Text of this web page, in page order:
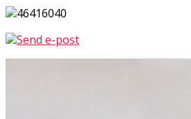
46416040
Send e-post